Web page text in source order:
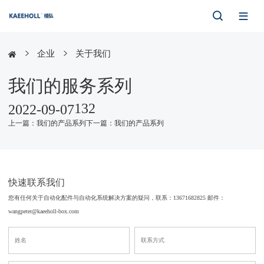
 
行业解决方案
产品
服务与支持
新闻与事件
专业知识
企业


  企业  关于我们
我们的服务系列
2022-09-07132
上一篇：我们的产品系列下一篇：我们的产品系列
快速联系我们
您有任何关于自动化配件与自动化系统解决方案的疑问，联系： 13671682825 邮件：
wangpeter@kaeeholl-box.com